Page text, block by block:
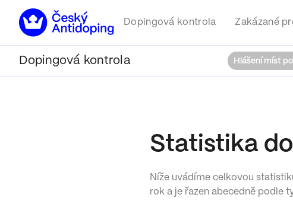
Dopingová kontrola Zakázané
Dopingová kontrola Hlášení míst
Statistika
Níže uvádíme celkovou
rok a je řazen abecedně podle